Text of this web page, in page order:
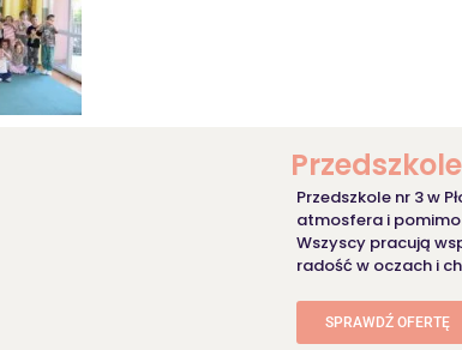
Przedszkole nr 3 w
atmosfera i pomimo
Wszyscy pracują
radość w oczach i
SPRAWDŹ OFERTĘ